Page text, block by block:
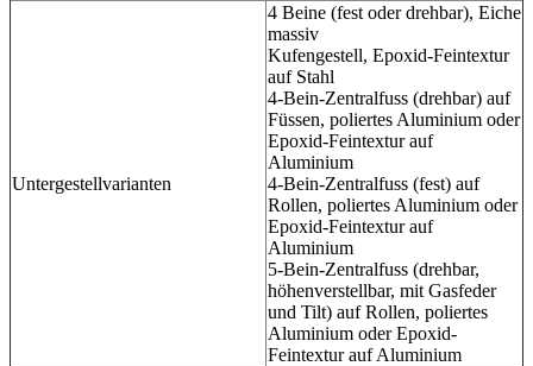
Untergestellvarianten
4 Beine (fest oder drehbar), Eiche
massiv
Kufengestell, Epoxid-Feintextur
auf Stahl
4-Bein-Zentralfuss (drehbar) auf
Füssen, poliertes Aluminium oder
Epoxid-Feintextur auf
Aluminium
4-Bein-Zentralfuss (fest) auf
Rollen, poliertes Aluminium oder
Epoxid-Feintextur auf
Aluminium
5-Bein-Zentralfuss (drehbar,
höhenverstellbar, mit Gasfeder
und Tilt) auf Rollen, poliertes
Aluminium oder Epoxid-
Feintextur auf Aluminium